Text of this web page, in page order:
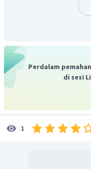
Perdalam
di sesi
1